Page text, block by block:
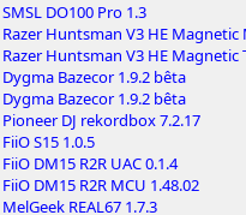
SMSL DO100 Pro 1.3
Razer Huntsman V3 HE Magnetic
Razer Huntsman V3 HE Magnetic
Dygma Bazecor 1.9.2 bêta
Dygma Bazecor 1.9.2 bêta
Pioneer DJ rekordbox 7.2.17
FiiO S15 1.0.5
FiiO DM15 R2R UAC 0.1.4
FiiO DM15 R2R MCU 1.48.02
MelGeek REAL67 1.7.3